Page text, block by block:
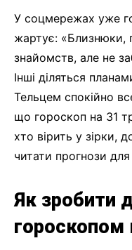
У соцмережах уже
жартує: «Близнюки,
знайомств, але не
Інші діляться
Тельцем спокійно
що гороскоп на 31
хто вірить у зірки,
читати прогнози
Як зробити
гороскопом